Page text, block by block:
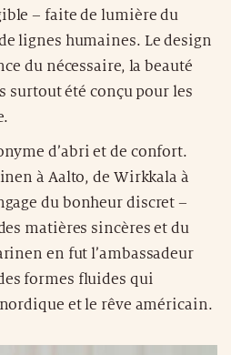
– faite de lumière du
lignes humaines. Le design
du nécessaire, la beauté
surtout été conçu pour les
d’abri et de confort.
à Aalto, de Wirkkala à
du bonheur discret –
matières sincères et du
en fut l’ambassadeur
formes fluides qui
et le rêve américain.